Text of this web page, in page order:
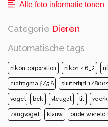
Alle foto informatie tonen
Categorie Dieren
Automatische tags
nikon corporation nikon z 6_2
diafragma ƒ/5.6 sluitertijd 1/800s
vogel bek vleugel tit
zangvogel klauw oude wereld